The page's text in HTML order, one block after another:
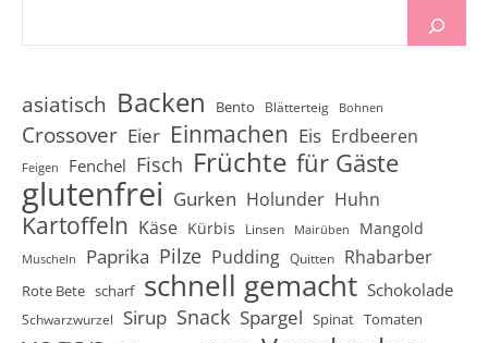
asiatisch Backen Bento Blätterteig Bohnen
Crossover Eier Einmachen Eis Erdbeeren
Feigen Fenchel Fisch Früchte für Gäste
glutenfrei Gurken Holunder Huhn
Kartoffeln Käse Kürbis Linsen Mairüben Mangold
Muscheln Paprika Pilze Pudding Quitten Rhabarber
Rote Bete scharf schnell gemacht Schokolade
Schwarzwurzel Sirup Snack Spargel Spinat Tomaten